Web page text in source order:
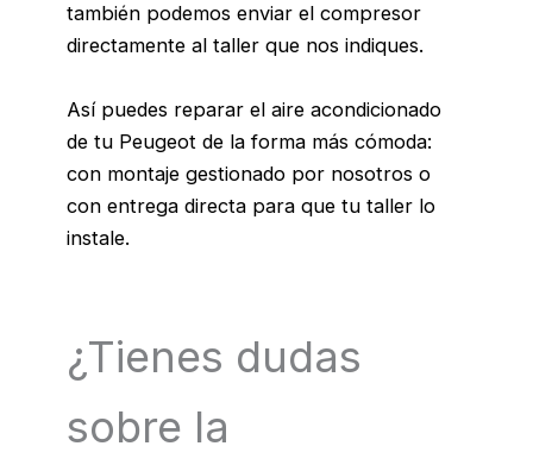
también podemos enviar el compresor
directamente al taller que nos indiques.
Así puedes reparar el aire acondicionado
de tu Peugeot de la forma más cómoda:
con montaje gestionado por nosotros o
con entrega directa para que tu taller lo
instale.
¿Tienes dudas
sobre la